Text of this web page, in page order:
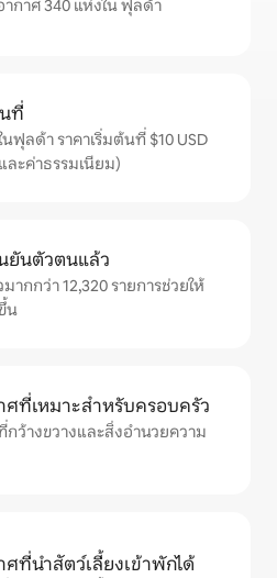
กาศ 340 แห่งใน ฟุลด้า
ที่
ฟุลด้า ราคาเริ่มต้นที่ $10 USD
ะค่าธรรมเนียม)
ยันตัวตนแล้ว
กกว่า 12,320 รายการช่วยให้
น
ที่เหมาะสำหรับครอบครัว
ว้างขวางและสิ่งอำนวยความ
ที่นำสัตว์เลี้ยงเข้าพักได้